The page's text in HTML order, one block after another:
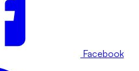
Facebook